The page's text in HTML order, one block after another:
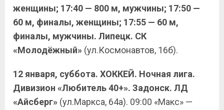
женщины; 17:40 — 800 м, мужчины; 17:50 —
60 м, финалы, женщины; 17:55 — 60 м,
финалы, мужчины. Липецк. СК
«Молодёжный» (ул.Космонавтов, 16б).
12 января, суббота. ХОККЕЙ. Ночная лига.
Дивизион «Любитель 40+». Задонск. ЛД
«Айсберг» (ул.Маркса, 64а). 09:00 «Макс» —